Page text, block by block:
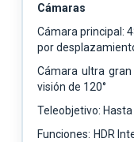
Cámaras
Cámara principal:
por
Cámara ultra
visión de 120°
Teleobjetivo:
Funciones: HDR